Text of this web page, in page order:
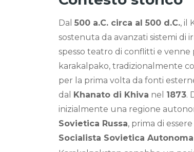
Dal 500 a.C. circa al 500 d.C., il
sostenuta da avanzati sistemi di
spesso teatro di conflitti e
karakalpako, tradizionalmente
per la prima volta da fonti
dal
Khanato di Khiva nel 1873.
inizialmente una regione
Sovietica Russa, prima di
Socialista Sovietica